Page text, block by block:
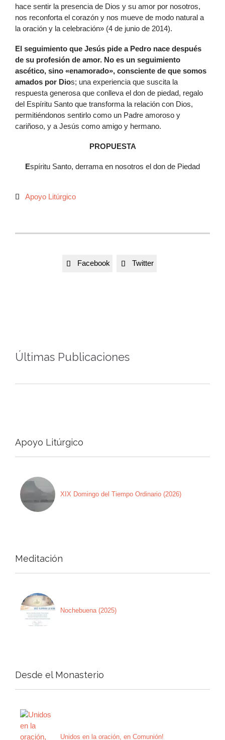
hace sentir la presencia de Dios y su amor por nosotros,
nos reconforta el corazón y nos mueve de modo natural a
la oración y la celebración» (4 de junio de 2014).
El seguimiento que Jesús pide a Pedro nace después
de su profesión de amor. No es un seguimiento
ascético, sino «enamorado», consciente de que somos
amados por Dios; una experiencia que suscita la
respuesta generosa que conlleva el don de piedad, regalo
del Espíritu Santo que transforma la relación con Dios,
permitiéndonos sentirlo como un Padre amoroso y
cariñoso, y a Jesús como amigo y hermano.
PROPUESTA
Espíritu Santo, derrama en nosotros el don de Piedad
 Autor
Apoyo Litúrgico
 Facebook  Twitter
Últimas Publicaciones
Apoyo Litúrgico
XIX Domingo del Tiempo Ordinario (2026)
Meditación
Nochebuena (2025)
Desde el Monasterio
Unidos en la oración, en Comunión!